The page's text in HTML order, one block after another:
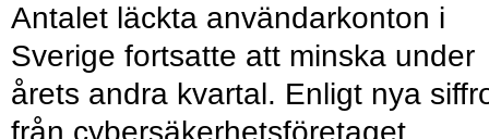
Antalet läckta användarkonton i
Sverige fortsatte att minska under
årets andra kvartal. Enligt nya
från cybersäkerhetsföretaget